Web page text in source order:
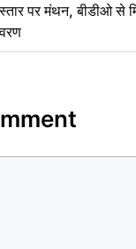
पर मंथन, बीडीओ से